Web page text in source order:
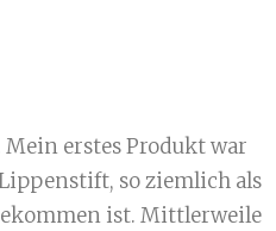
Mein erstes Produkt war
so ziemlich als
ist. Mittlerweile